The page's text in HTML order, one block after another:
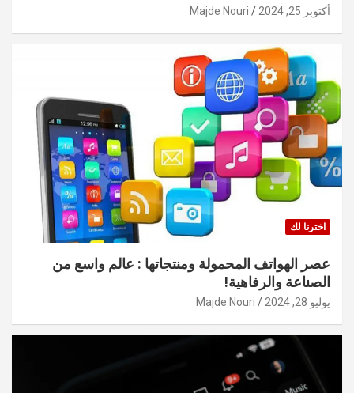
أكتوبر 25, 2024 Majde Nouri
اخترنا لك
عصر الهواتف المحمولة ومنتجاتها : عالم واسع من
الصناعة والرفاهية!
يوليو 28, 2024 Majde Nouri